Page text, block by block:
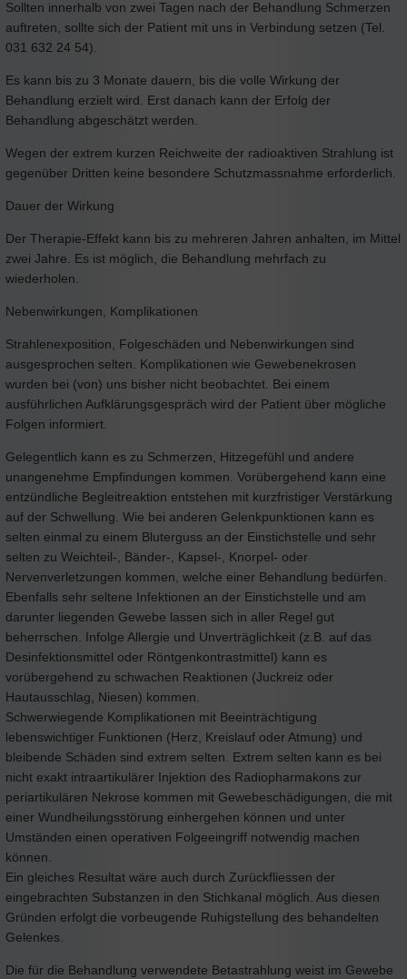
Sollten innerhalb von zwei Tagen nach der Behandlung Schmerzen
auftreten, sollte sich der Patient mit uns in Verbindung setzen (Tel.
031 632 24 54).
Es kann bis zu 3 Monate dauern, bis die volle Wirkung der
Behandlung erzielt wird. Erst danach kann der Erfolg der
Behandlung abgeschätzt werden.
Wegen der extrem kurzen Reichweite der radioaktiven Strahlung ist
gegenüber Dritten keine besondere Schutzmassnahme erforderlich.
Dauer der Wirkung
Der Therapie-Effekt kann bis zu mehreren Jahren anhalten, im Mittel
zwei Jahre. Es ist möglich, die Behandlung mehrfach zu
wiederholen.
Nebenwirkungen, Komplikationen
Strahlenexposition, Folgeschäden und Nebenwirkungen sind
ausgesprochen selten. Komplikationen wie Gewebenekrosen
wurden bei (von) uns bisher nicht beobachtet. Bei einem
ausführlichen Aufklärungsgespräch wird der Patient über mögliche
Folgen informiert.
Gelegentlich kann es zu Schmerzen, Hitzegefühl und andere
unangenehme Empfindungen kommen. Vorübergehend kann eine
entzündliche Begleitreaktion entstehen mit kurzfristiger Verstärkung
auf der Schwellung. Wie bei anderen Gelenkpunktionen kann es
selten einmal zu einem Bluterguss an der Einstichstelle und sehr
selten zu Weichteil-, Bänder-, Kapsel-, Knorpel- oder
Nervenverletzungen kommen, welche einer Behandlung bedürfen.
Ebenfalls sehr seltene Infektionen an der Einstichstelle und am
darunter liegenden Gewebe lassen sich in aller Regel gut
beherrschen. Infolge Allergie und Unverträglichkeit (z.B. auf das
Desinfektionsmittel oder Röntgenkontrastmittel) kann es
vorübergehend zu schwachen Reaktionen (Juckreiz oder
Hautausschlag, Niesen) kommen.
Schwerwiegende Komplikationen mit Beeinträchtigung
lebenswichtiger Funktionen (Herz, Kreislauf oder Atmung) und
bleibende Schäden sind extrem selten. Extrem selten kann es bei
nicht exakt intraartikulärer Injektion des Radiopharmakons zur
periartikulären Nekrose kommen mit Gewebeschädigungen, die mit
einer Wundheilungsstörung einhergehen können und unter
Umständen einen operativen Folgeeingriff notwendig machen
können.
Ein gleiches Resultat wäre auch durch Zurückfliessen der
eingebrachten Substanzen in den Stichkanal möglich. Aus diesen
Gründen erfolgt die vorbeugende Ruhigstellung des behandelten
Gelenkes.
Die für die Behandlung verwendete Betastrahlung weist im Gewebe